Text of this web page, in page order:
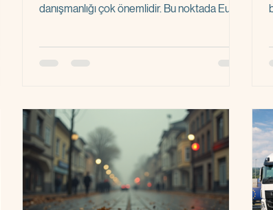
danışmanlığı çok önemlidir. Bu noktada Euro
çıkıyor. Ancak, her adayın aklında aynı soru
detaylı şekilde analiz edeceğim. Amacım,
Almanya’da tır/kamyon şoförü olmak
isteyenlerin bilinçli karar vermesine yardımcı
olmak. Euro Jobs Güvenilirl